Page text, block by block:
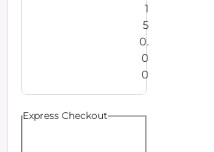
1
5
0.
0
0
Payment
Express Checkout